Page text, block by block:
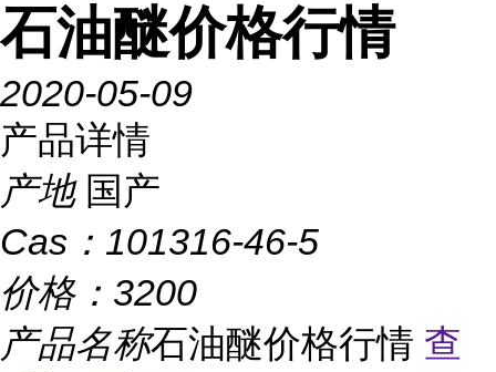
石油醚价格行情
2020-05-09
产品详情
产地 国产
Cas： 101316-46-5
价格： 3200
产品名称石油醚价格行情 查